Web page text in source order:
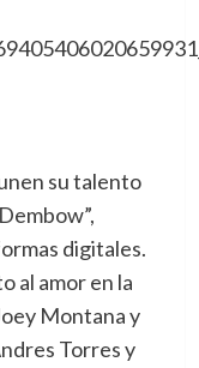
su talento
digitales.
al amor en la
Montana y
Torres y